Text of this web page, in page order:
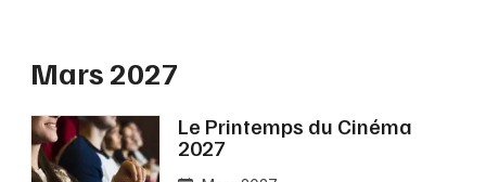
Activité & Expérience
Manifestations
Foires & salons
Mulhouse
Mars 2027
Le Printemps du Cinéma
2027